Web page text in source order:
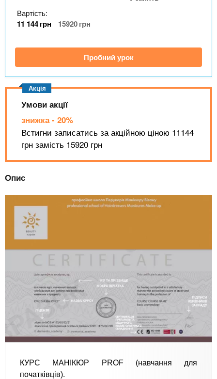
n
s
.
f
o
л
а
За кордоном
Вартість:
11 144грн 15920грн
Пробний урок
Умови акції
знижка - 20%
Встигни записатись за акційною ціною 11144
грн замість 15920 грн
Опис
КУРС МАНІКЮР PROF (навчання для
початківців).